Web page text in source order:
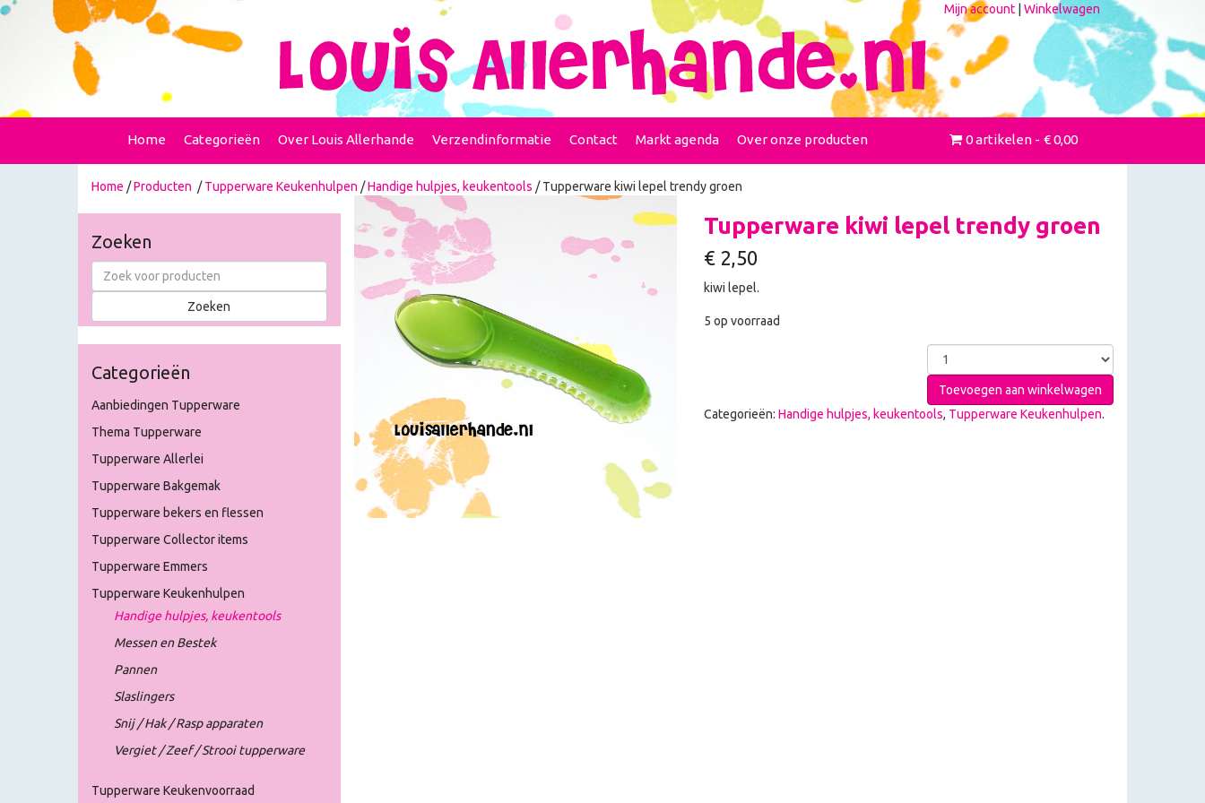
Mijn account Winkelwagen
Home Categorieën Over Louis Allerhande Verzendinformatie Contact Markt agenda Over onze producten 0 artikelen € 0,00
Home /Producten /Tupperware Keukenhulpen /Handige hulpjes, keukentools / Tupperware kiwi lepel trendy groen
Zoeken
Categorieën
Aanbiedingen Tupperware
Thema Tupperware
Tupperware Allerlei
Tupperware Bakgemak
Tupperware bekers en flessen
Tupperware Collector items
Tupperware Emmers
Tupperware Keukenhulpen
Handige hulpjes, keukentools
Messen en Bestek
Pannen
Slaslingers
Snij / Hak / Rasp apparaten
Vergiet / Zeef / Strooi tupperware
Tupperware Keukenvoorraad
Tupperware kiwi lepel trendy groen
€2,50
kiwi lepel.
5 op voorraad
Toevoegen aan winkelwagen
Categorieën: Handige hulpjes, keukentools, Tupperware Keukenhulpen.